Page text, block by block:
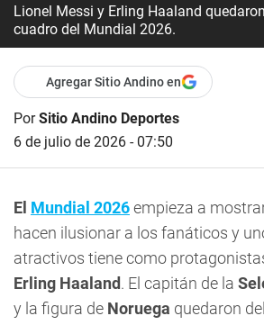
Lionel Messi y Erling Haaland
cuadro del Mundial 2026.
Agregar Sitio Andino en
PorSitio Andino Deportes
6 de julio de 2026 - 07:50
El Mundial 2026empieza a
hacen ilusionar a los fanáticos y
atractivos tiene como
Erling Haaland. El capitán de la
y la figura de Noruega quedaron